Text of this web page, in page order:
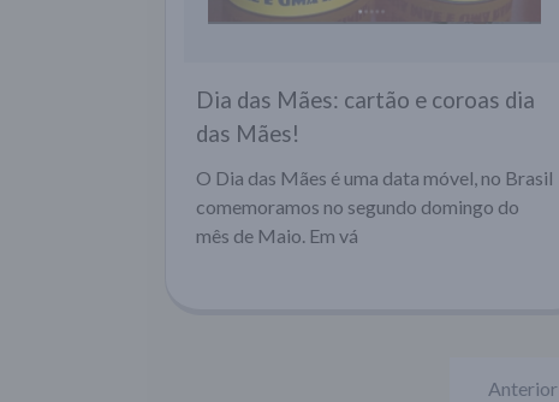
Dia das Mães: cartão e coroas dia
das Mães!
O Dia das Mães é uma data móvel, no Brasil
comemoramos no segundo domingo do
mês de Maio. Em vá
Anterior